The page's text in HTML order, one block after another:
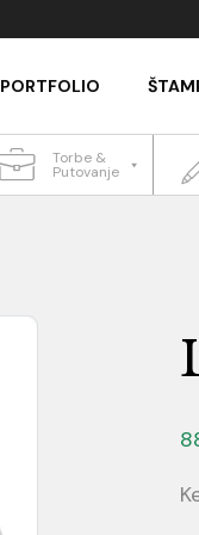
PORTFOLIO
Torbe &
Putovanje